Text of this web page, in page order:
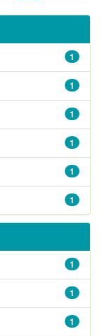
1
1
1
1
1
1
1
1
1